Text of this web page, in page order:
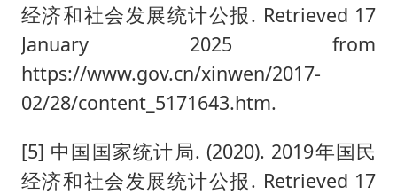
经济和社会发展统计公报. Retrieved 17
January 2025 from
https://www.gov.cn/xinwen/2017-
02/28/content_5171643.htm.
[5] 中国国家统计局. (2020). 2019年国民
经济和社会发展统计公报. Retrieved 17